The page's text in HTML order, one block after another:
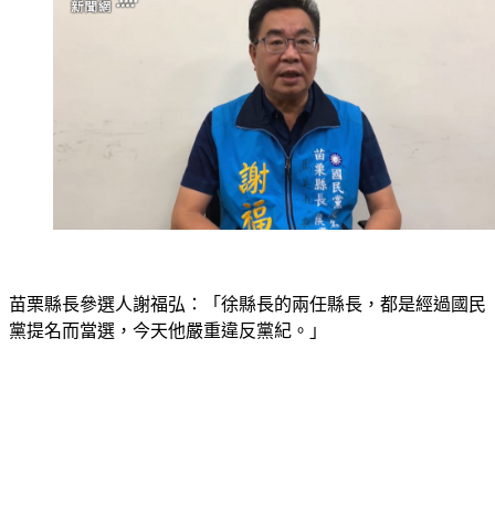
苗栗縣長參選人謝福弘：「徐縣長的兩任縣長，都是經過國民
黨提名而當選，今天他嚴重違反黨紀。」